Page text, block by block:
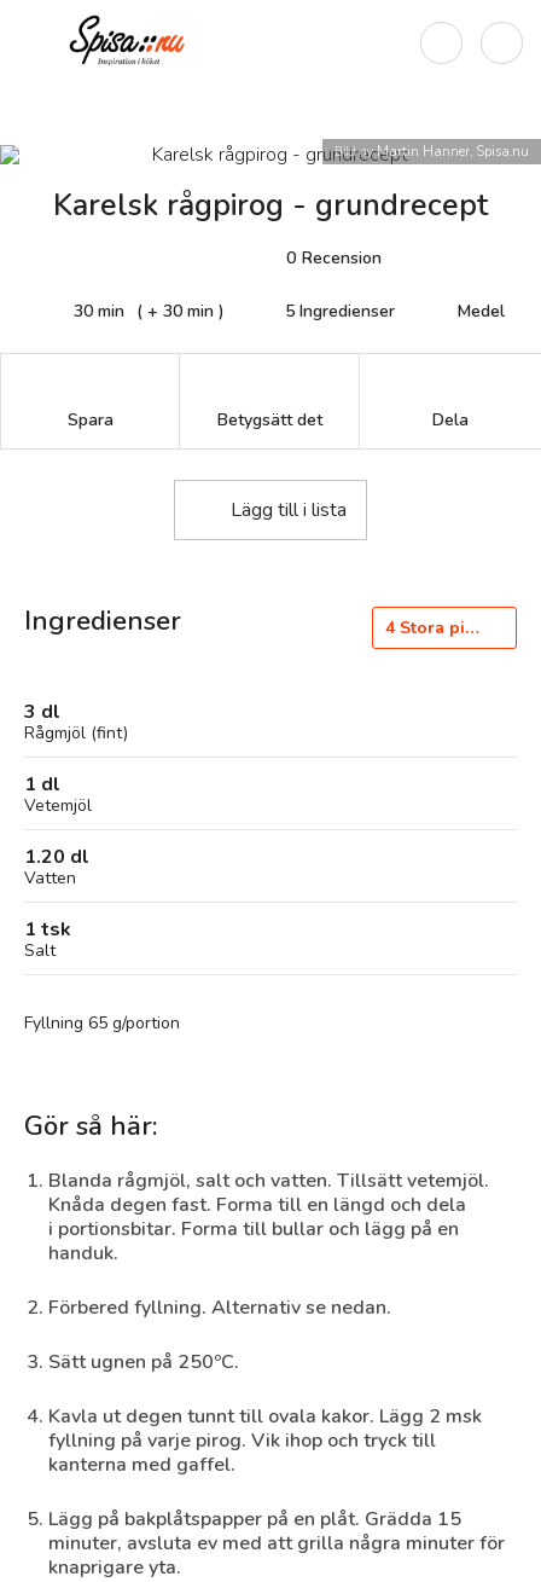
Bild av Martin Hanner, Spisa.nu
Karelsk rågpirog - grundrecept
0 Recension
30 min ( + 30 min ) 5 Ingredienser Medel
Spara Betygsätt det Dela
Lägg till i lista
Ingredienser 4 Stora piroger
3 dl
Rågmjöl (fint)
1 dl
Vetemjöl
1.20 dl
Vatten
1 tsk
Salt
Fyllning 65 g/portion
Gör så här:
Blanda rågmjöl, salt och vatten. Tillsätt vetemjöl.
Knåda degen fast. Forma till en längd och dela
i portionsbitar. Forma till bullar och lägg på en
handuk.
Förbered fyllning. Alternativ se nedan.
Sätt ugnen på 250ºC.
Kavla ut degen tunnt till ovala kakor. Lägg 2 msk
fyllning på varje pirog. Vik ihop och tryck till
kanterna med gaffel.
Lägg på bakplåtspapper på en plåt. Grädda 15
minuter, avsluta ev med att grilla några minuter för
knaprigare yta.